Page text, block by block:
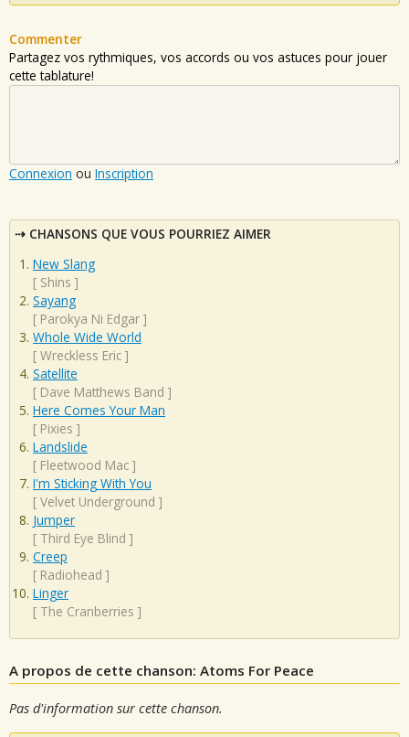
Commenter
Partagez vos rythmiques, vos accords ou vos astuces pour jouer
cette tablature!
Connexion ou Inscription
CHANSONS QUE VOUS POURRIEZ AIMER
New Slang
[ Shins ]
Sayang
[ Parokya Ni Edgar ]
Whole Wide World
[ Wreckless Eric ]
Satellite
[ Dave Matthews Band ]
Here Comes Your Man
[ Pixies ]
Landslide
[ Fleetwood Mac ]
I'm Sticking With You
[ Velvet Underground ]
Jumper
[ Third Eye Blind ]
Creep
[ Radiohead ]
Linger
[ The Cranberries ]
A propos de cette chanson: Atoms For Peace
Pas d'information sur cette chanson.